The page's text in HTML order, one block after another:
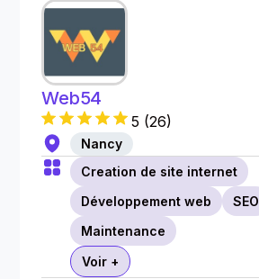
Web54
5 (26)
Nancy
Creation de site internet
Développement web
SEO
Maintenance
Voir +